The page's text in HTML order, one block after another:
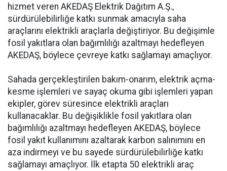
hizmet veren AKEDAŞ Elektrik Dağıtım A.Ş.,
sürdürülebilirliğe katkı sunmak amacıyla saha
araçlarını elektrikli araçlarla değiştiriyor. Bu değişimle
fosil yakıtlara olan bağımlılığı azaltmayı hedefleyen
AKEDAŞ, böylece çevreye katkı sağlamayı amaçlıyor.
Sahada gerçekleştirilen bakım-onarım, elektrik açma-
kesme işlemleri ve sayaç okuma gibi işlemleri yapan
ekipler, görev süresince elektrikli araçları
kullanacaklar. Bu değişiklikle fosil yakıtlara olan
bağımlılığı azaltmayı hedefleyen AKEDAŞ, böylece
fosil yakıt kullanımını azaltarak karbon salınımını en
aza indirmeyi ve bu sayede sürdürülebilirliğe katkı
sağlamayı amaçlıyor. İlk etapta 50 elektrikli araç